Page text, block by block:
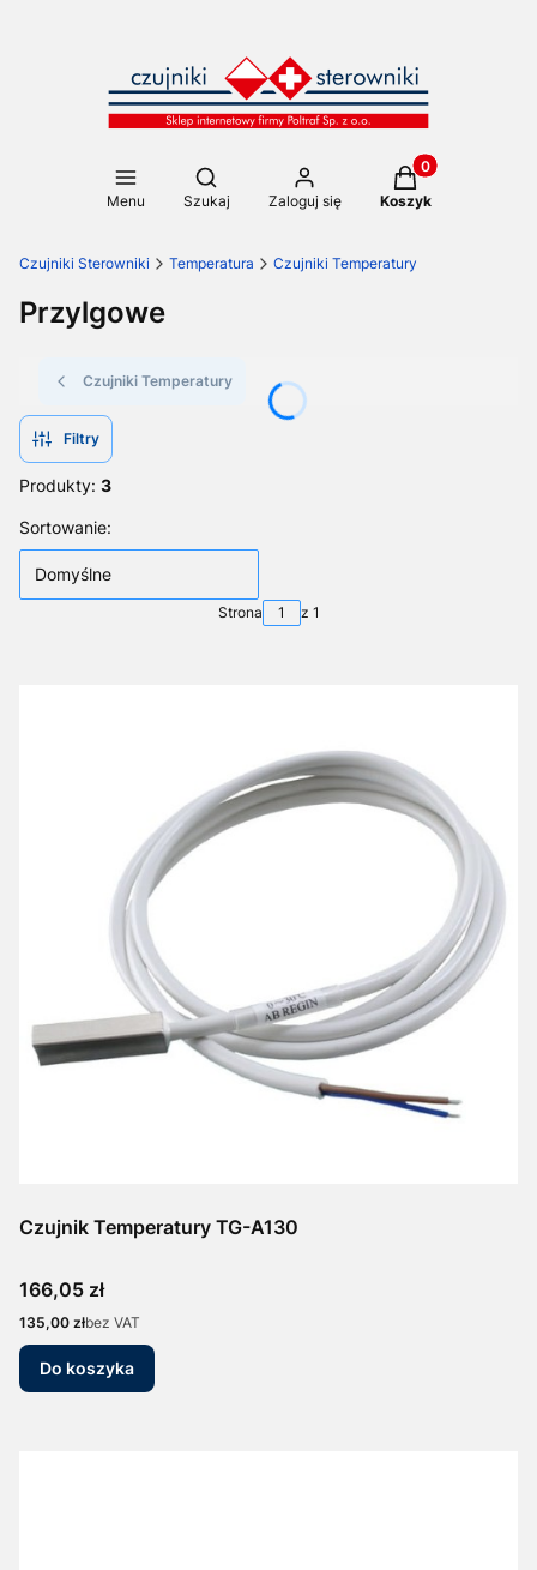
Menu
Otwórz wyszukiwarkę
Szukaj Zaloguj się
Produkty w
Koszyk
Czujniki Sterowniki Temperatura Czujniki Temperatury
Przylgowe
Czujniki Temperatury
Filtry
Produkty: 3
Lista produktów
Sortowanie:
Domyślne
Strona z 1
Czujnik Temperatury TG-A130
Cena
166,05 zł
Cena
135,00 złbez VAT
Do koszyka